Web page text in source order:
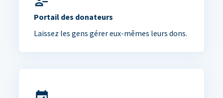
Portail des donateurs
Laissez les gens gérer eux-mêmes leurs dons.